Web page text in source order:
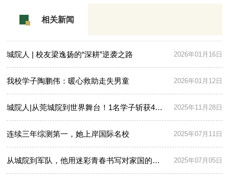
相关新闻
2026年01月16日
城院人 | 校友梁逸扬的“深耕”逆袭之路
2026年01月12日
我校学子陶鹏伟：暖心救助走失男童
2025年11月28日
城院人|从莞城院到世界舞台！1名学子斩获4所名校橄榄枝
2025年07月11日
连续三年综测第一，她上岸国际名校
2025年07月05日
从城院到军队，他用迷彩青春书写对家国的赤诚